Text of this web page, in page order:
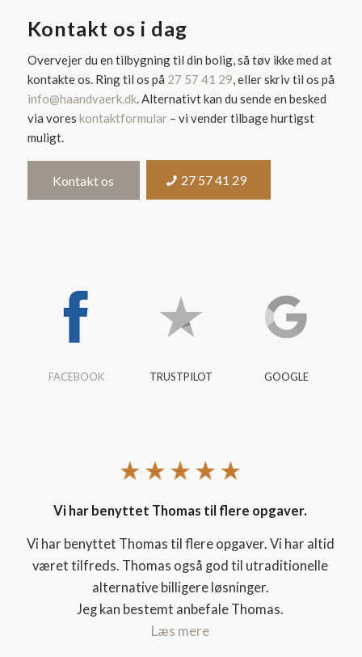
Kontakt os i dag
Overvejer du en tilbygning til din bolig, så tøv ikke med at
kontakte os. Ring til os på 27 57 41 29, eller skriv til os på
info@haandvaerk.dk. Alternativt kan du sende en besked
via vores kontaktformular– vi vender tilbage hurtigst
muligt.
Kontakt os 27 57 41 29
FACEBOOK TRUSTPILOT GOOGLE
Vi har benyttet Thomas til flere opgaver.
Vi har benyttet Thomas til flere opgaver. Vi har altid
været tilfreds. Thomas også god til utraditionelle
alternative billigere løsninger.
Jeg kan bestemt anbefale Thomas.
Læs mere